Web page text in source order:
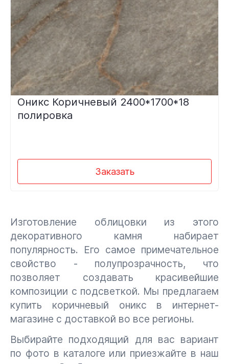
Оникс Коричневый 2400*1700*18
полировка
Заказать
Изготовление облицовки из этого
декоративного камня набирает
популярность. Его самое примечательное
свойство - полупрозрачность, что
позволяет создавать красивейшие
композиции с подсветкой. Мы предлагаем
купить коричневый оникс в интернет-
магазине с доставкой во все регионы.
Выбирайте подходящий для вас вариант
по фото в каталоге или приезжайте в наш